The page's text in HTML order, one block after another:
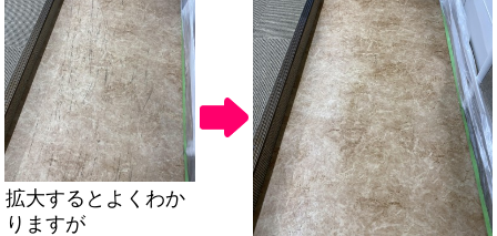
拡大するとよくわか
りますが